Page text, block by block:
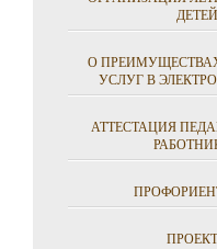
ДЕТЕЙ
О
УСЛУГ В
АТТЕСТАЦИЯ